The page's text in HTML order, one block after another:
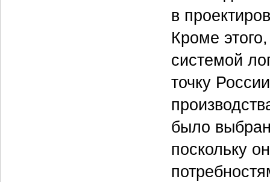
в
Кроме
системой
точку
было
поскольку